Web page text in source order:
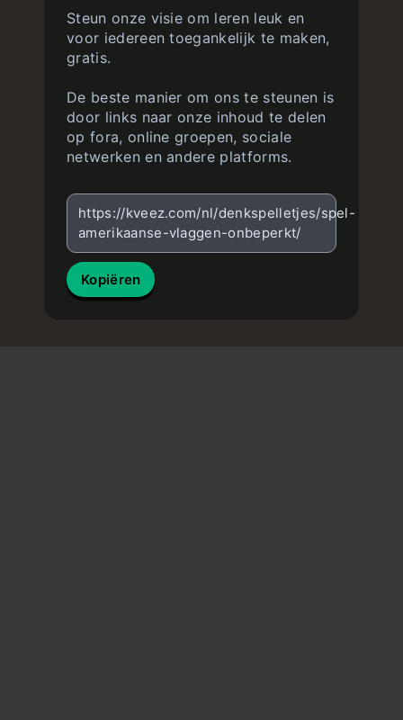
Steun onze visie om leren leuk en
voor iedereen toegankelijk te maken,
gratis.
De beste manier om ons te steunen is
door links naar onze inhoud te delen
op fora, online groepen, sociale
netwerken en andere platforms.
https://kveez.com/nl/denkspelletjes/spel-
amerikaanse-vlaggen-onbeperkt/
Kopiëren